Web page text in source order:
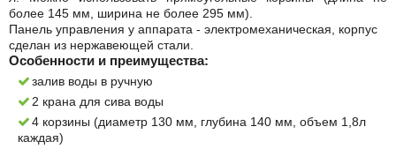
более 145 мм, ширина не более 295 мм).
Панель управления у аппарата - электромеханическая, корпус
сделан из нержавеющей стали.
Особенности и преимущества:
залив воды в ручную
2 крана для сива воды
4 корзины (диаметр 130 мм, глубина 140 мм, объем 1,8л
каждая)